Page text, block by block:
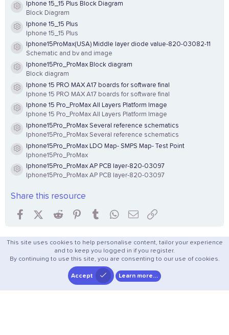
Resource icon
Iphone 15_15 Plus Block Diagram
Block Diagram
Resource icon
Iphone 15_15 Plus
Iphone 15_15 Plus
Resource icon
Iphone15ProMax(USA) Middle layer diode value-820-03082-11
Schematic and bv and image
Resource icon
Iphone15Pro_ProMax Block diagram
Block diagram
Resource icon
Iphone 15 PRO MAX A17 boards for software final
Iphone 15 PRO MAX A17 boards for software final
Resource icon
Iphone 15 Pro_ProMax All Layers Platform Image
Iphone 15 Pro_ProMax All Layers Platform Image
Resource icon
Iphone15Pro_ProMax Several reference schematics
Iphone15Pro_ProMax Several reference schematics
Resource icon
Iphone15Pro_ProMax LDO Map- SMPS Map- Test Point
Iphone15Pro_ProMax
Resource icon
Iphone15Pro_ProMax AP PCB layer-820-03097
Iphone15Pro_ProMax AP PCB layer-820-03097
Share this resource
FacebookX (Twitter)
Reddit PinterestTumblr WhatsApp
Email
This site uses cookies to help personalise content, tailor your experience
and to keep you logged in if you register.
By continuing to use this site, you are consenting to our use of cookies.
Accept Learn more…